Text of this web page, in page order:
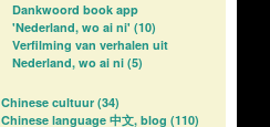
Dankwoord book app
'Nederland, wo ai ni' (10)
Verfilming van verhalen uit
Nederland, wo ai ni (5)
Chinese cultuur (34)
Chinese language 中文, blog (110)